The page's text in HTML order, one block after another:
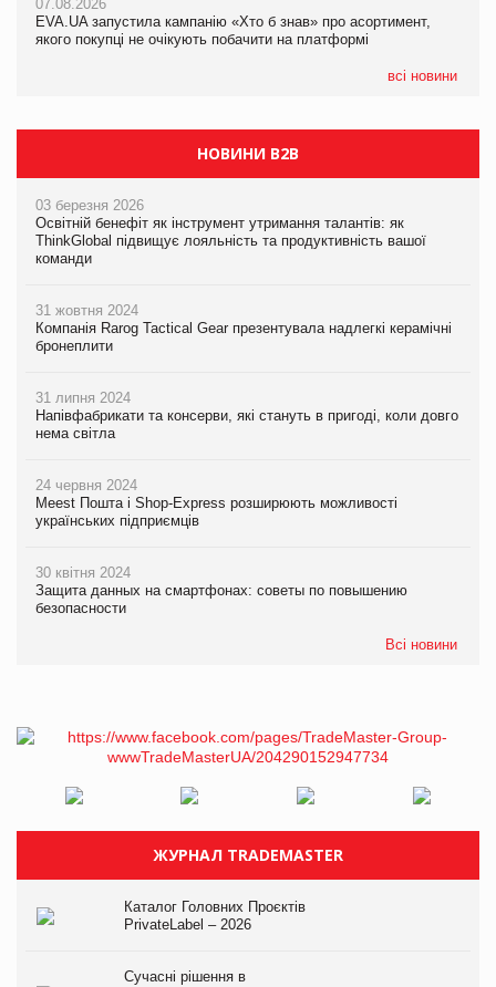
07.08.2026
EVA.UA запустила кампанію «Хто б знав» про асортимент,
якого покупці не очікують побачити на платформі
всі новини
05.08.2026
Мережа супермаркетів VARUS купує мережу магазинів
НОВИНИ B2B
03 березня 2026
Освітній бенефіт як інструмент утримання талантів: як
ThinkGlobal підвищує лояльність та продуктивність вашої
команди
31 жовтня 2024
Компанія Rarog Tactical Gear презентувала надлегкі керамічні
бронеплити
31 липня 2024
Напівфабрикати та консерви, які стануть в пригоді, коли довго
нема світла
24 червня 2024
Meest Пошта і Shop-Express розширюють можливості
українських підприємців
30 квітня 2024
Защита данных на смартфонах: советы по повышению
безопасности
Всі новини
ЖУРНАЛ TRADEMASTER
Каталог Головних Проєктів
PrivateLabel – 2026
Сучасні рішення в